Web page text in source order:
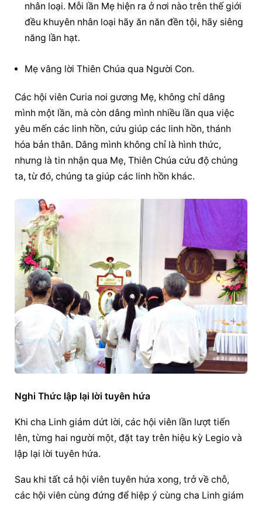
nhân loại. Mỗi lần Mẹ hiện ra ở nơi nào trên thế giới
đều khuyên nhân loại hãy ăn năn đền tội, hãy siêng
năng lần hạt.
Mẹ vâng lời Thiên Chúa qua Người Con.
Các hội viên Curia noi gương Mẹ, không chỉ dâng
mình một lần, mà còn dâng mình nhiều lần qua việc
yêu mến các linh hồn, cứu giúp các linh hồn, thánh
hóa bản thân. Dâng mình không chỉ là hình thức,
nhưng là tin nhận qua Mẹ, Thiên Chúa cứu độ chúng
ta, từ đó, chúng ta giúp các linh hồn khác.
Nghi Thức lập lại lời tuyên hứa
Khi cha Linh giám dứt lời, các hội viên lần lượt tiến
lên, từng hai người một, đặt tay trên hiệu kỳ Legio và
lập lại lời tuyên hứa.
Sau khi tất cả hội viên tuyên hứa xong, trở về chỗ,
các hội viên cùng đứng để hiệp ý cùng cha Linh giám